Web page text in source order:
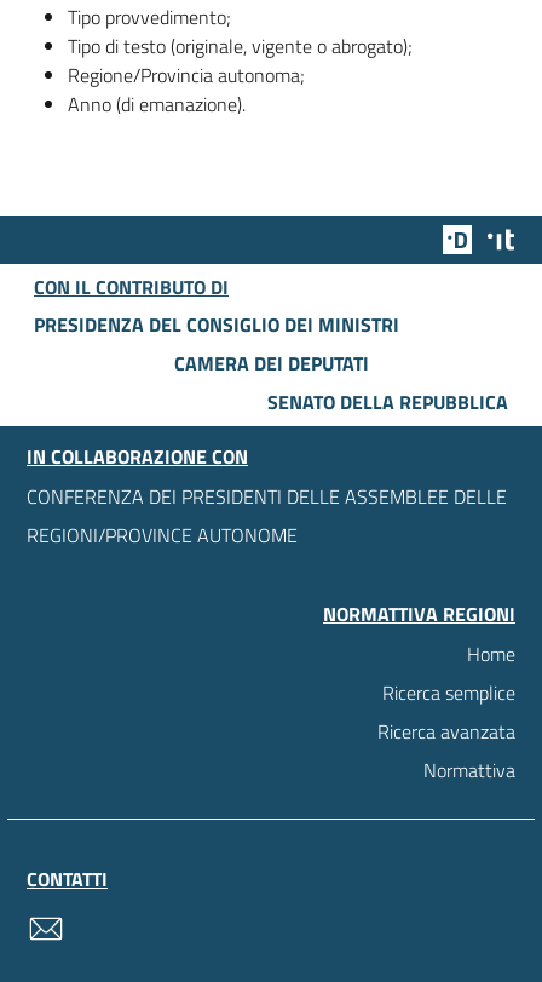
Tipo provvedimento;
Tipo di testo (originale, vigente o abrogato);
Regione/Provincia autonoma;
Anno (di emanazione).
Team
CON IL CONTRIBUTO DI
PRESIDENZA DEL CONSIGLIO DEI MINISTRI
CAMERA DEI DEPUTATI
SENATO DELLA REPUBBLICA
IN COLLABORAZIONE CON
CONFERENZA DEI PRESIDENTI DELLE ASSEMBLEE DELLE
REGIONI/PROVINCE AUTONOME
NORMATTIVA REGIONI
Home
Ricerca semplice
Ricerca avanzata
Normattiva
CONTATTI